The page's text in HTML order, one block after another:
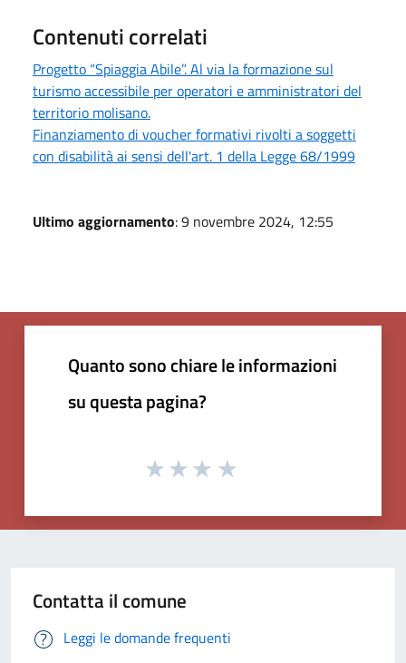
Contenuti correlati
Progetto “Spiaggia Abile”. Al via la formazione sul
turismo accessibile per operatori e amministratori del
territorio molisano.
Finanziamento di voucher formativi rivolti a soggetti
con disabilità ai sensi dell'art. 1 della Legge 68/1999
Ultimo aggiornamento: 9 novembre 2024, 12:55
Quanto sono chiare le informazioni
su questa pagina?
Contatta il comune
Leggi le domande frequenti